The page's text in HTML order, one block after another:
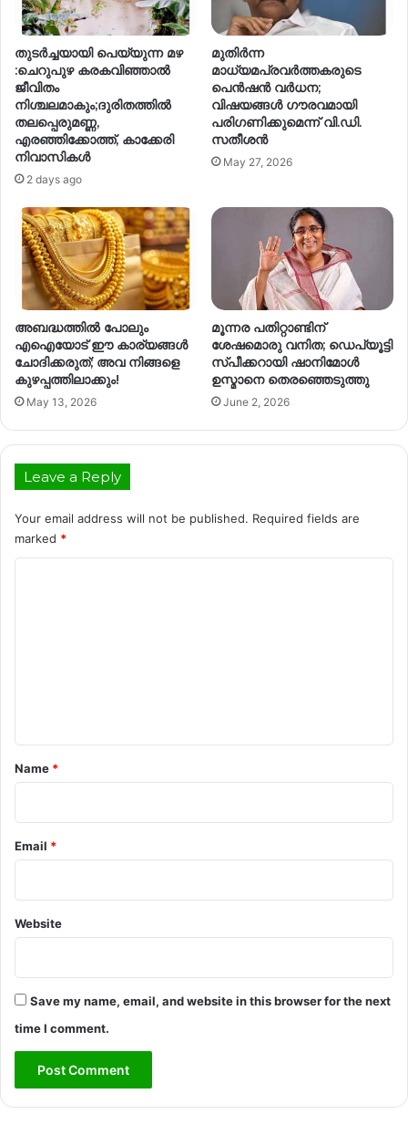
തുടർച്ചയായി പെയ്യുന്ന മഴ
:ചെറുപുഴ കരകവിഞ്ഞാൽ
ജീവിതം
നിശ്ചലമാകും;ദുരിതത്തിൽ
തലപ്പെരുമണ്ണ,
എരഞ്ഞിക്കോത്ത്, കാക്കേരി
നിവാസികൾ
2 days ago
മുതിർന്ന
മാധ്യമപ്രവർത്തകരുടെ
പെൻഷൻ വർധന;
വിഷയങ്ങൾ ഗൗരവമായി
പരിഗണിക്കുമെന്ന് വി.ഡി.
സതീശൻ
May 27, 2026
അബദ്ധത്തിൽ പോലും
എഐയോട് ഈ കാര്യങ്ങൾ
ചോദിക്കരുത്; അവ നിങ്ങളെ
കുഴപ്പത്തിലാക്കും!
May 13, 2026
മൂന്നര പതിറ്റാണ്ടിന്
ശേഷമൊരു വനിത; ഡെപ്യൂട്ടി
സ്പീക്കറായി ഷാനിമോൾ
ഉസ്മാനെ തെരഞ്ഞെടുത്തു
June 2, 2026
Leave a Reply
Your email address will not be published. Required fields are
marked *
*
Name *
Email *
Website
Save my name, email, and website in this browser for the next
time I comment.